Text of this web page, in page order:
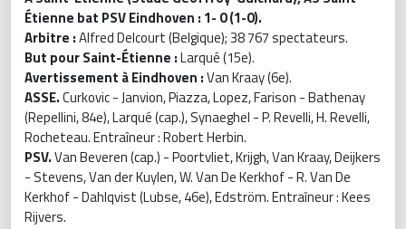
Étienne bat PSV Eindhoven : 1- 0 (1-0).
Arbitre :Alfred Delcourt (Belgique); 38 767 spectateurs.
But pour Saint-Étienne :Larqué (15e).
Avertissement à Eindhoven :Van Kraay (6e).
ASSE.Curkovic - Janvion, Piazza, Lopez, Farison - Bathenay
(Repellini, 84e), Larqué (cap.), Synaeghel - P. Revelli, H. Revelli,
Rocheteau. Entraîneur : Robert Herbin.
PSV.Van Beveren (cap.) - Poortvliet, Krijgh, Van Kraay, Deijkers
- Stevens, Van der Kuylen, W. Van De Kerkhof - R. Van De
Kerkhof - Dahlqvist (Lubse, 46e), Edström. Entraîneur : Kees
Rijvers.